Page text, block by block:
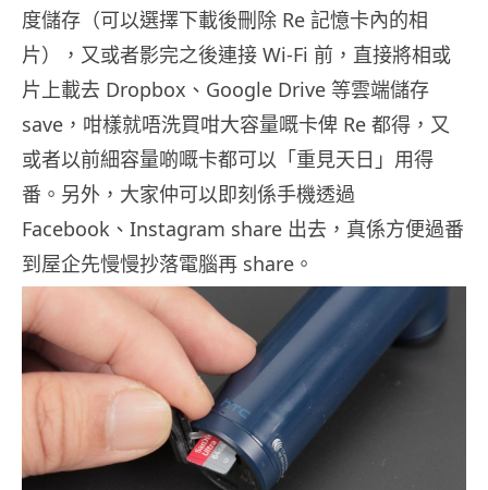
度儲存（可以選擇下載後刪除 Re 記憶卡內的相
片），又或者影完之後連接 Wi-Fi 前，直接將相或
片上載去 Dropbox、Google Drive 等雲端儲存
save，咁樣就唔洗買咁大容量嘅卡俾 Re 都得，又
或者以前細容量啲嘅卡都可以「重見天日」用得
番。另外，大家仲可以即刻係手機透過
Facebook、Instagram share 出去，真係方便過番
到屋企先慢慢抄落電腦再 share。